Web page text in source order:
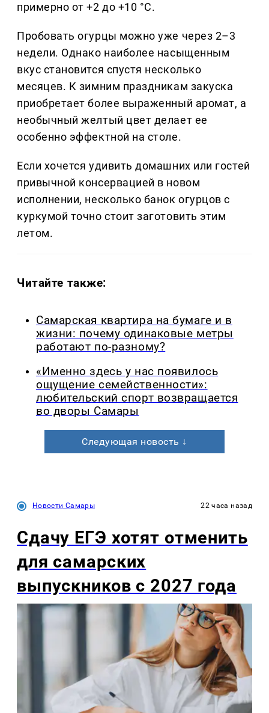
примерно от +2 до +10 °C.
Пробовать огурцы можно уже через 2–3
недели. Однако наиболее насыщенным
вкус становится спустя несколько
месяцев. К зимним праздникам закуска
приобретает более выраженный аромат, а
необычный желтый цвет делает ее
особенно эффектной на столе.
Если хочется удивить домашних или гостей
привычной консервацией в новом
исполнении, несколько банок огурцов с
куркумой точно стоит заготовить этим
летом.
Читайте также:
Самарская квартира на бумаге и в
жизни: почему одинаковые метры
работают по-разному?
«Именно здесь у нас появилось
ощущение семейственности»:
любительский спорт возвращается
во дворы Самары
Следующая новость ↓
Новости Самары 22 часа назад
Сдачу ЕГЭ хотят отменить
для самарских
выпускников с 2027 года